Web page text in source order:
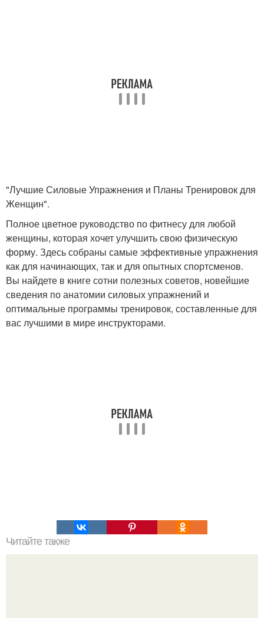
"Лучшие Силовые Упражнения и Планы Тренировок для
Женщин".
Полное цветное руководство по фитнесу для любой
женщины, которая хочет улучшить свою физическую
форму. Здесь собраны самые эффективные упражнения
как для начинающих, так и для опытных спортсменов.
Вы найдете в книге сотни полезных советов, новейшие
сведения по анатомии силовых упражнений и
оптимальные программы тренировок, составленные для
вас лучшими в мире инструкторами.
Читайте также